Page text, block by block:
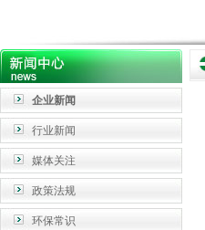
企业新闻
行业新闻
媒体关注
政策法规
环保常识